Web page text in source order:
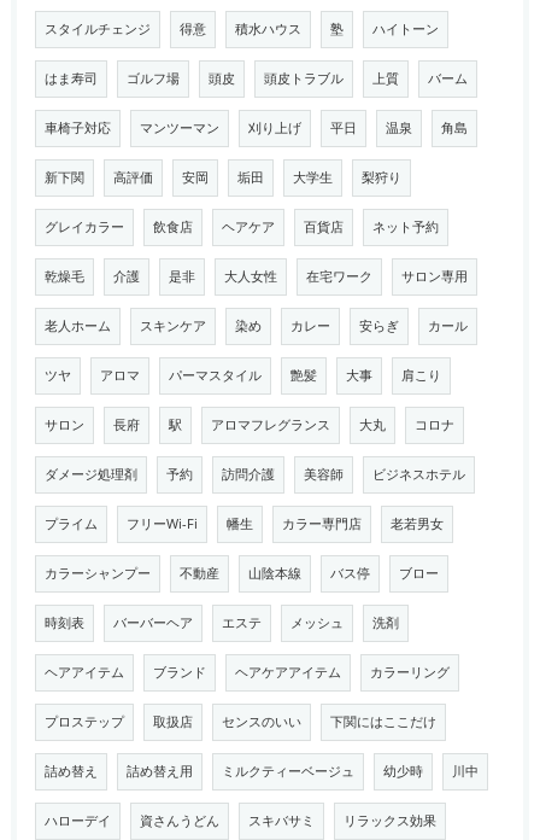
スタイルチェンジ 得意 積水ハウス 塾 ハイトーン
はま寿司 ゴルフ場 頭皮 頭皮トラブル 上質 バーム
車椅子対応 マンツーマン 刈り上げ 平日 温泉 角島
新下関 高評価 安岡 垢田 大学生 梨狩り
グレイカラー 飲食店 ヘアケア 百貨店 ネット予約
乾燥毛 介護 是非 大人女性 在宅ワーク サロン専用
老人ホーム スキンケア 染め カレー 安らぎ カール
ツヤ アロマ パーマスタイル 艶髪 大事 肩こり
サロン 長府 駅 アロマフレグランス 大丸 コロナ
ダメージ処理剤 予約 訪問介護 美容師 ビジネスホテル
プライム フリーWi-Fi 幡生 カラー専門店 老若男女
カラーシャンプー 不動産 山陰本線 バス停 ブロー
時刻表 バーバーヘア エステ メッシュ 洗剤
ヘアアイテム ブランド ヘアケアアイテム カラーリング
プロステップ 取扱店 センスのいい 下関にはここだけ
詰め替え 詰め替え用 ミルクティーベージュ 幼少時 川中
ハローデイ 資さんうどん スキバサミ リラックス効果